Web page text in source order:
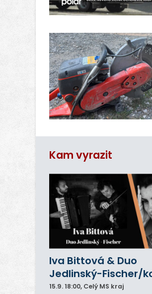
Kam vyrazit
Iva Bittová & Duo
Jedlinský-Fischer/
15.9.18:00, Celý MS kraj